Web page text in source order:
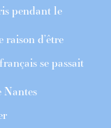
pendant le
raison d’être
se passait